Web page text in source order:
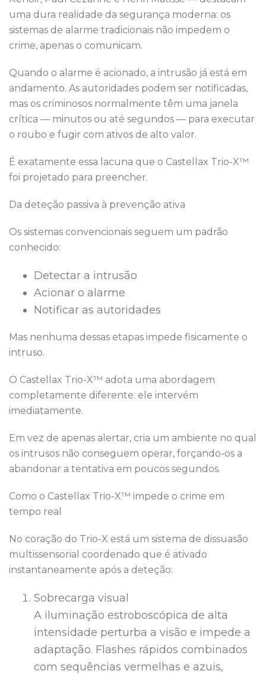
uma dura realidade da segurança moderna: os
sistemas de alarme tradicionais não impedem o
crime, apenas o comunicam.
Quando o alarme é acionado, a intrusão já está em
andamento. As autoridades podem ser notificadas,
mas os criminosos normalmente têm uma janela
crítica — minutos ou até segundos — para executar
o roubo e fugir com ativos de alto valor.
É exatamente essa lacuna que o Castellax Trio-X™
foi projetado para preencher.
Da deteção passiva à prevenção ativa
Os sistemas convencionais seguem um padrão
conhecido:
Detectar a intrusão
Acionar o alarme
Notificar as autoridades
Mas nenhuma dessas etapas impede fisicamente o
intruso.
O Castellax Trio-X™ adota uma abordagem
completamente diferente: ele intervém
imediatamente.
Em vez de apenas alertar, cria um ambiente no qual
os intrusos não conseguem operar, forçando-os a
abandonar a tentativa em poucos segundos.
Como o Castellax Trio-X™ impede o crime em
tempo real
No coração do Trio-X está um sistema de dissuasão
multissensorial coordenado que é ativado
instantaneamente após a deteção:
Sobrecarga visual
A iluminação estroboscópica de alta
intensidade perturba a visão e impede a
adaptação. Flashes rápidos combinados
com sequências vermelhas e azuis,